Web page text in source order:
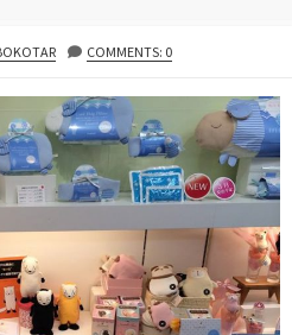
COMMENTS: 0